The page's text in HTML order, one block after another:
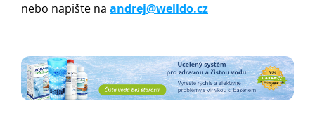
nebo napište na andrej@welldo.cz